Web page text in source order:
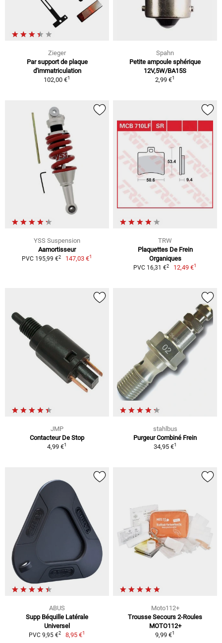
Zieger
Par support de plaque
d'immatriculation
102,00 €1
Spahn
Petite ampoule sphérique
12V,5W/BA15S
2,99 €1
YSS Suspension
Aamortisseur
PVC 195,99 €2 147,03 €1
TRW
Plaquettes De Frein
Organiques
PVC 16,31 €2 12,49 €1
JMP
Contacteur De Stop
4,99 €1
stahlbus
Purgeur Combiné Frein
34,95 €1
ABUS
Supp Béquille Latérale
Universel
PVC 9,95 €2 8,95 €1
Moto112+
Trousse Secours 2-Roules
MOTO112+
9,99 €1